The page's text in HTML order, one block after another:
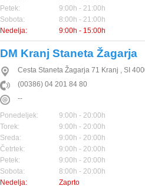
Petek:
9:00h - 21:00h
Sobota:
8:00h - 21:00h
Nedelja:
9:00h - 15:00h
DM Kranj Staneta Žagarja
Cesta Staneta Žagarja 71 Kranj , SI
(00386) 04 201 84 80
--
Ponedeljek:
9:00h - 20:00h
Torek:
9:00h - 20:00h
Sreda:
9:00h - 20:00h
Četrtek:
9:00h - 20:00h
Petek:
9:00h - 20:00h
Sobota:
8:00h - 20:00h
Nedelja:
Zaprto